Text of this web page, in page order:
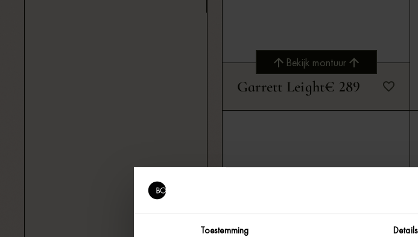
Toestemming Details
Bekijk montuur
Bekijk montuur
Garrett Leight€ 289